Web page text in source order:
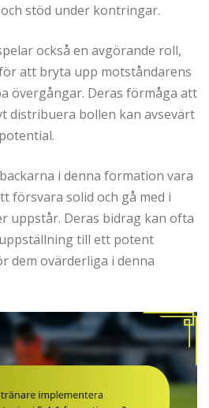
stöd under kontringar.
också en avgörande roll,
att bryta upp motståndarens
övergångar. Deras förmåga att
distribuera bollen kan avsevärt
i denna formation vara
försvara solid och gå med i
uppstår. Deras bidrag kan ofta
till ett potent
dem ovärderliga i denna